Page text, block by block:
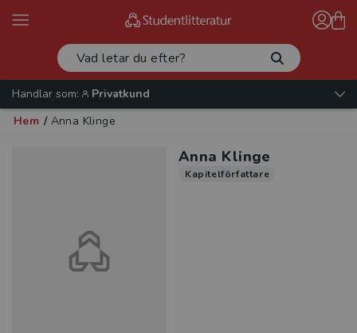
Handlar som:
Privatkund
Hem / Anna Klinge
Anna Klinge
Kapitelförfattare